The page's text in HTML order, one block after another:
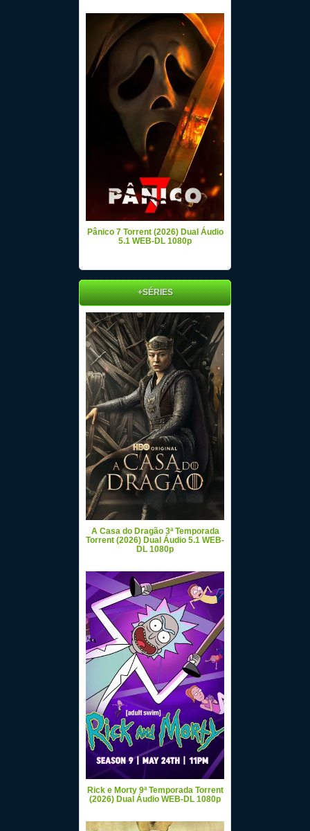
Pânico 7 Torrent (2026) Dual Áudio
5.1 WEB-DL 1080p
+SÉRIES
A Casa do Dragão 3ª Temporada
Torrent (2026) Dual Áudio 5.1 WEB-
DL 1080p
Rick e Morty 9ª Temporada Torrent
(2026) Dual Áudio WEB-DL 1080p